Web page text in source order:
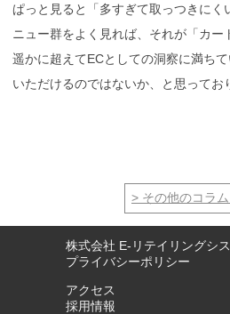
ぱっと見ると「多すぎて取っつきにく
ニュー群をよく見れば、それが「カ
遥かに超えてECとしての洞察に満ち
いただけるのではないか、と思ってお
その他のコラ
株式会社 E-リテイリングシ
プライバシーポリシー
アクセス
採用情報